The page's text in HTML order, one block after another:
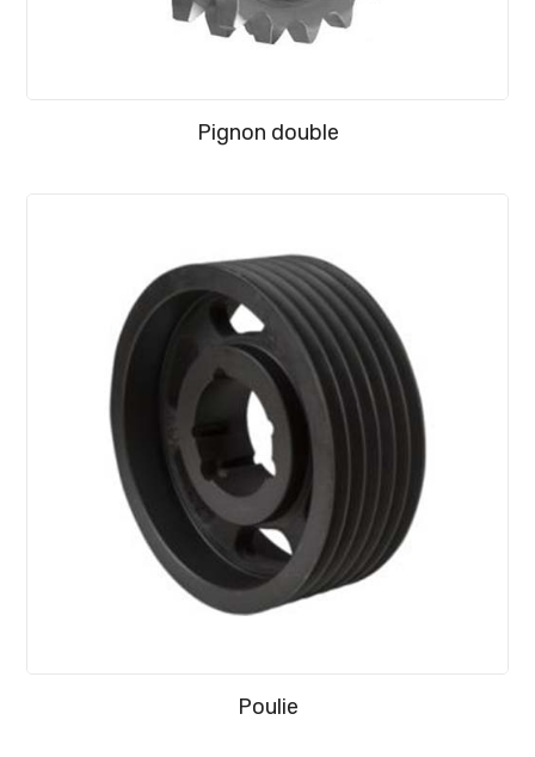
Pignon double
Poulie